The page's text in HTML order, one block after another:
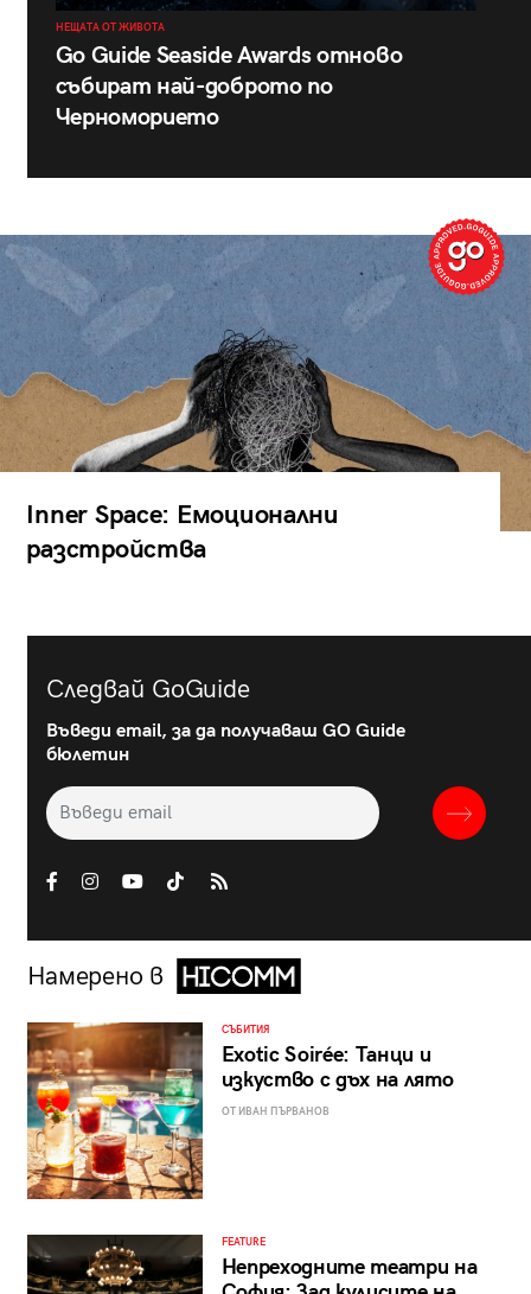
НЕЩАТА ОТ ЖИВОТА
Go Guide Seaside Awards отново
събират най-доброто по
Черноморието
Inner Space: Емоционални
разстройства
Следвай GoGuide
Въведи email, за да получаваш GO Guide
бюлетин
Намерено в
СЪБИТИЯ
Exotic Soirée: Танци и
изкуство с дъх на лято
ОТ ИВАН ПЪРВАНОВ
FEATURE
Непреходните театри на